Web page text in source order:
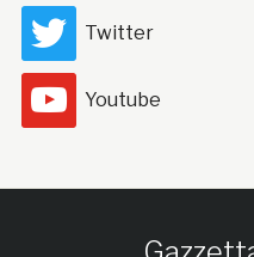
Twitter
Youtube